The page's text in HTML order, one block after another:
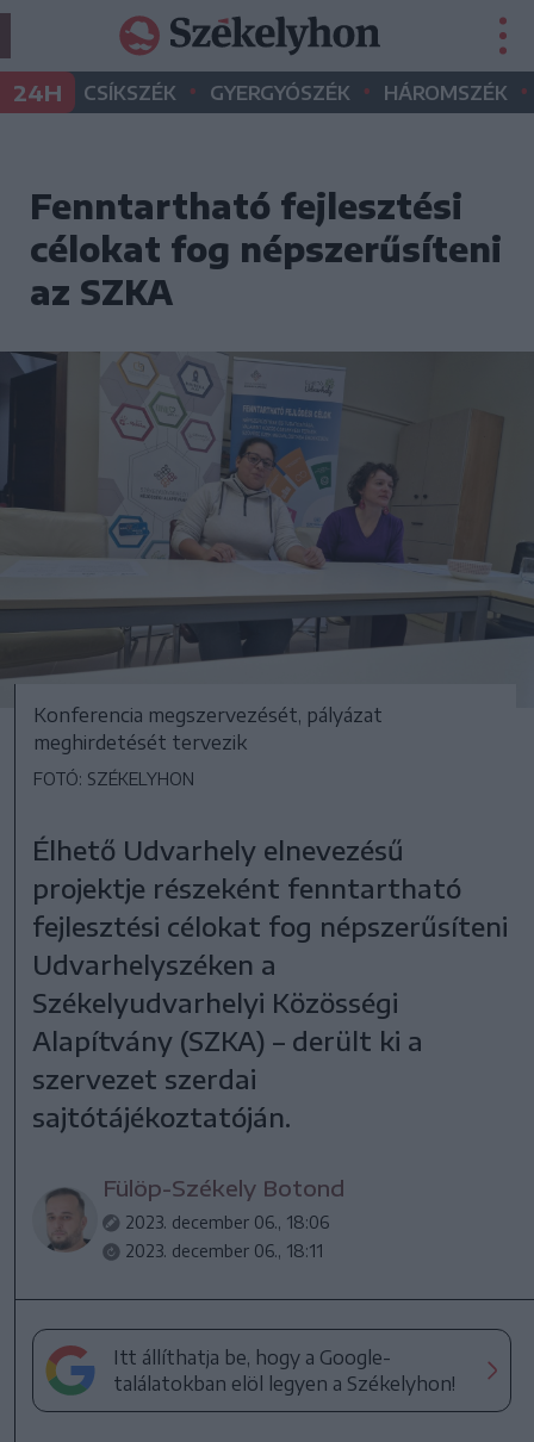
24H CSÍKSZÉK • GYERGYÓSZÉK • HÁROMSZÉK •
Fenntartható fejlesztési
célokat fog népszerűsíteni
az SZKA
Konferencia megszervezését, pályázat
meghirdetését tervezik
FOTÓ: SZÉKELYHON
Élhető Udvarhely elnevezésű
projektje részeként fenntartható
fejlesztési célokat fog népszerűsíteni
Udvarhelyszéken a
Székelyudvarhelyi Közösségi
Alapítvány (SZKA) – derült ki a
szervezet szerdai
sajtótájékoztatóján.
Fülöp-Székely Botond
2023. december 06., 18:06
2023. december 06., 18:11
Itt állíthatja be, hogy a Google-
találatokban elöl legyen a Székelyhon!